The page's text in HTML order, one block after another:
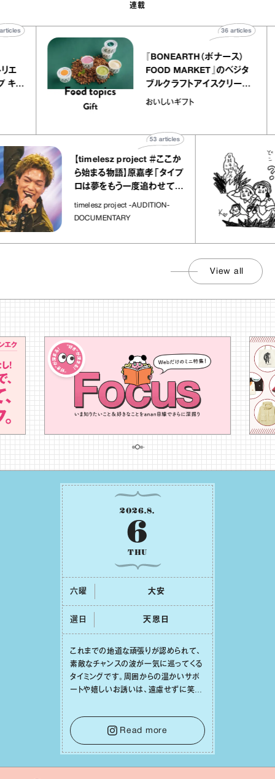
連載
アトリエ
レープ キャ
40
『BONEARTH（ボナース）
FOOD MARKET』のベジタ
ブルクラフトアイスクリーム
｜真野知子の「おいしいギ
おいしいギフト
36
【timelesz project ＃ここか
ら始まる物語】原嘉孝「タイプ
ロは夢をもう一度追わせてく
れた場所」
timelesz project -AUDITION-
DOCUMENTARY
articles
View all
2026.8.
6
THU
六曜 ⼤安
選日 天恩⽇
これまでの地道な頑張りが認められて、
素敵なチャンスの波が⼀気に巡ってくる
タイミングです。周囲からの温かいサポ
ートや嬉しいお誘いは、遠慮せずに笑顔
せになっていくイメージを持って⼀歩を
踏み出して。⼀⼈⼀⼈の良いところが混
ざり合い、ハッピーな未来が形作られて
いきます。
Read more